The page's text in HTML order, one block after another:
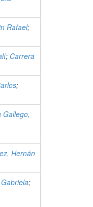
Rafael;
; Carrera
;
Gallego,
Hernán
;